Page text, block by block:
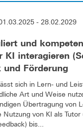
- 28.02.2029
und
KI interagieren
und Förderung
sich in Lern- und
Art und Weise
Übertragung von
Nutzung von KI als Tutor
bis...